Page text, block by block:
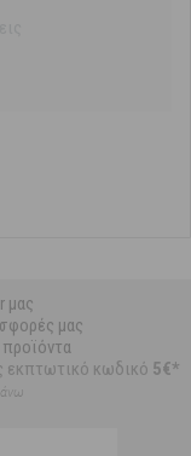
μας
μας
εκπτωτικό κωδικό 5€*